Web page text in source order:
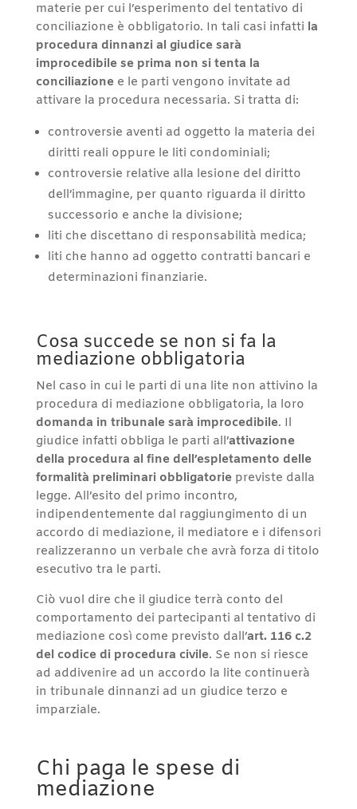
materie per cui l’esperimento del tentativo di
conciliazione è obbligatorio. In tali casi infatti la
procedura dinnanzi al giudice sarà
improcedibile se prima non si tenta la
conciliazionee le parti vengono invitate ad
attivare la procedura necessaria. Si tratta di:
controversie aventi ad oggetto la materia dei
diritti reali oppure le liti condominiali;
controversie relative alla lesione del diritto
dell’immagine, per quanto riguarda il diritto
successorio e anche la divisione;
liti che discettano di responsabilità medica;
liti che hanno ad oggetto contratti bancari e
determinazioni finanziarie.
Cosa succede se non si fa la
mediazione obbligatoria
Nel caso in cui le parti di una lite non attivino la
procedura di mediazione obbligatoria, la loro
domanda in tribunale sarà improcedibile. Il
giudice infatti obbliga le parti all’attivazione
della procedura al fine dell’espletamento delle
formalità preliminari obbligatoriepreviste dalla
legge. All’esito del primo incontro,
indipendentemente dal raggiungimento di un
accordo di mediazione, il mediatore e i difensori
realizzeranno un verbale che avrà forza di titolo
esecutivo tra le parti.
Ciò vuol dire che il giudice terrà conto del
comportamento dei partecipanti al tentativo di
mediazione così come previsto dall’art. 116 c.2
del codice di procedura civile. Se non si riesce
ad addivenire ad un accordo la lite continuerà
in tribunale dinnanzi ad un giudice terzo e
imparziale.
Chi paga le spese di
mediazione